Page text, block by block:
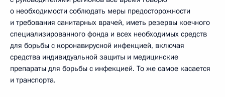
о необходимости соблюдать меры предосторожности
и требования санитарных врачей, иметь резервы коечного
специализированного фонда и всех необходимых средств
для борьбы с коронавирусной инфекцией, включая
средства индивидуальной защиты и медицинские
препараты для борьбы с инфекцией. То же самое касается
и транспорта.